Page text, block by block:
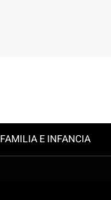
FAMILIA E INFANCIA